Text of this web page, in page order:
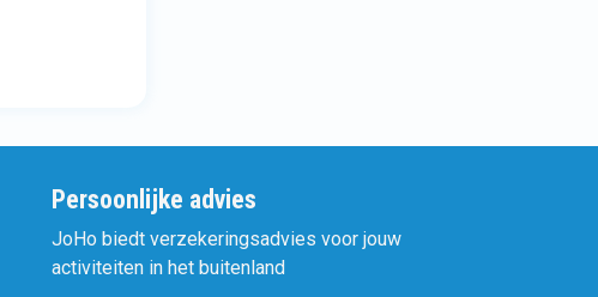
Persoonlijke advies
JoHo biedt verzekeringsadvies voor jouw
activiteiten in het buitenland